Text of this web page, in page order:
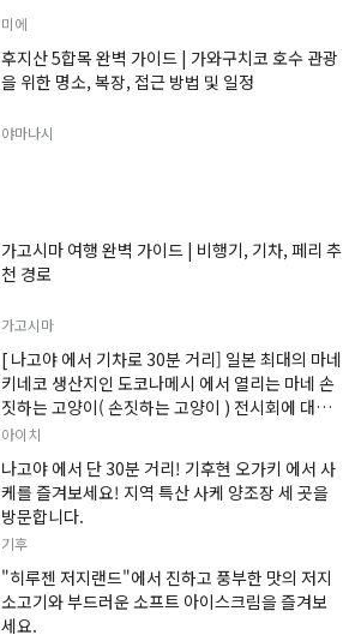
미에
후지산 5합목 완벽 가이드 | 가와구치코 호수 관광
을 위한 명소, 복장, 접근 방법 및 일정
야마나시
가고시마 여행 완벽 가이드 | 비행기, 기차, 페리 추
천 경로
가고시마
[ 나고야 에서 기차로 30분 거리] 일본 최대의 마네
키네코 생산지인 도코나메시 에서 열리는 마네 손
짓하는 고양이( 손짓하는 고양이 ) 전시회에 대한
정보입니다.
아이치
나고야 에서 단 30분 거리! 기후현 오가키 에서 사
케를 즐겨보세요! 지역 특산 사케 양조장 세 곳을
방문합니다.
기후
"히루젠 저지랜드"에서 진하고 풍부한 맛의 저지
소고기와 부드러운 소프트 아이스크림을 즐겨보
세요.